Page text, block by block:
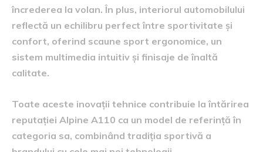
încrederea la volan. În plus, interiorul automobilului
reflectă un echilibru perfect între sportivitate și
confort, oferind scaune sport ergonomice, un
sistem multimedia intuitiv și finisaje de înaltă
calitate.
Toate aceste inovații tehnice contribuie la întărirea
reputației Alpine A110 ca un model de referință în
categoria sa, combinând tradiția sportivă a